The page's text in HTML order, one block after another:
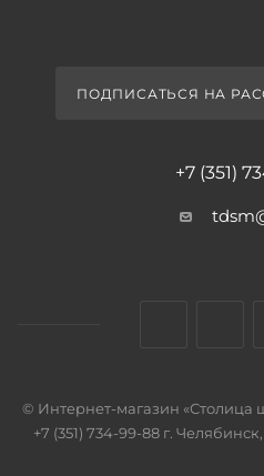
ПОДПИСАТЬСЯ НА
+7 (351)
© Интернет-магазин
+7 (351) 734-99-88 г.